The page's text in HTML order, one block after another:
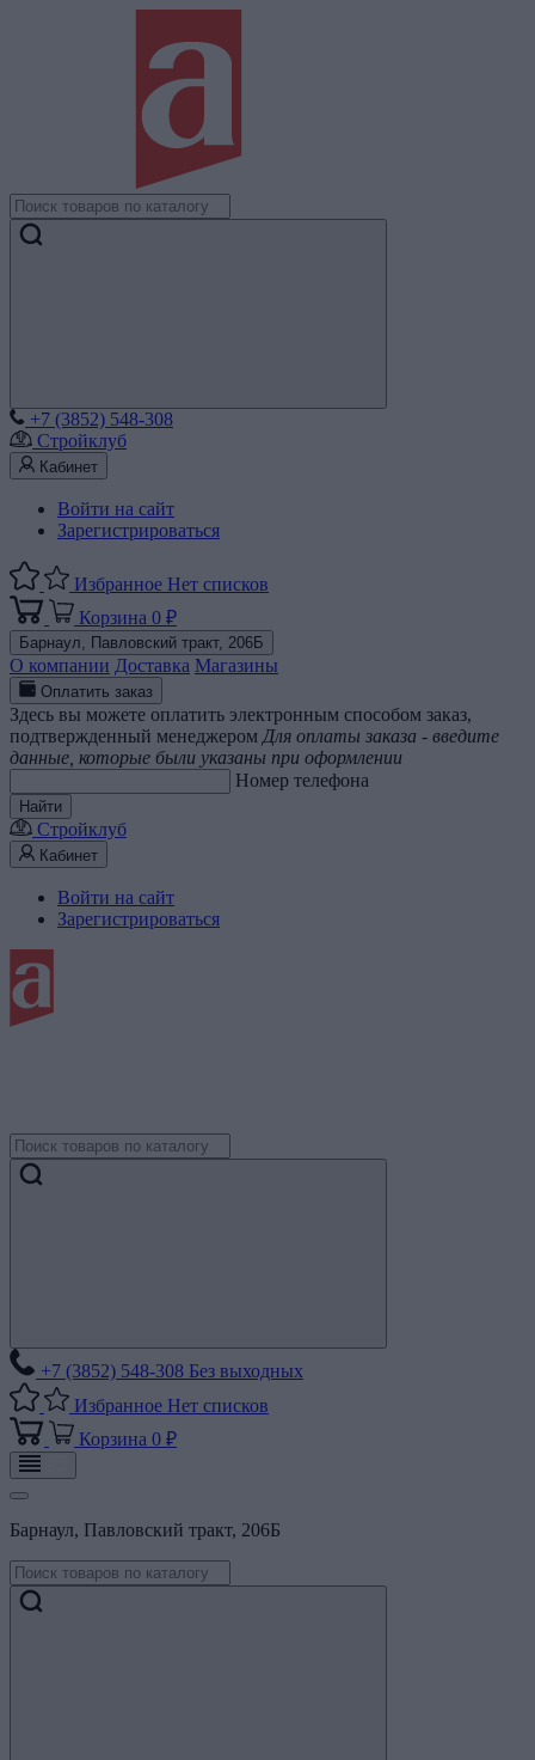
+7 (3852) 548-308
Стройклуб
Кабинет
Войти на сайт
Зарегистрироваться
Избранное Нет списков
Корзина 0 ₽
Барнаул, Павловский тракт, 206Б
О компании Доставка Магазины
Оплатить заказ
Здесь вы можете оплатить электронным способом заказ,
подтвержденный менеджером Для оплаты заказа - введите
данные, которые были указаны при оформлении
Номер телефона
Найти
Стройклуб
Кабинет
Войти на сайт
Зарегистрироваться
+7 (3852) 548-308 Без выходных
Избранное Нет списков
Корзина 0 ₽
Барнаул, Павловский тракт, 206Б